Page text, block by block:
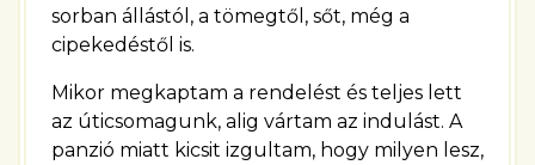
sorban állástól, a tömegtől, sőt, még a
cipekedéstől is.
Mikor megkaptam a rendelést és teljes lett
az úticsomagunk, alig vártam az indulást. A
panzió miatt kicsit izgultam, hogy milyen lesz,